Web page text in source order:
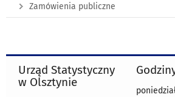
Zamówienia publiczne
Urząd Statystyczny
w Olsztynie